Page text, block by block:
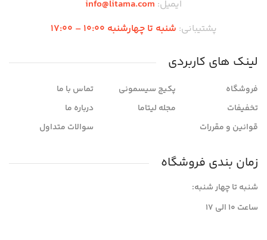
ایمیل: info@litama.com
پشتیبانی: شنبه تا چهارشنبه 10:00 – 17:00
لینک های کاربردی
فروشگاه
تخفیفات
قوانین و مقررات
پکیج سیسمونی
مجله لیتاما
تماس با ما
درباره ما
سوالات متداول
زمان بندی فروشگاه
شنبه تا چهار شنبه:
ساعت ۱۰ الی ۱۷